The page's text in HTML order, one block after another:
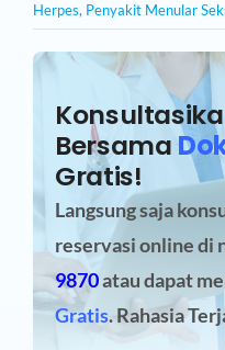
Herpes, Penyakit Menular
Bersama
Gratis!
Langsung saja
reservasi onlinedi
9870atau dapat
Gratis. Rahasia